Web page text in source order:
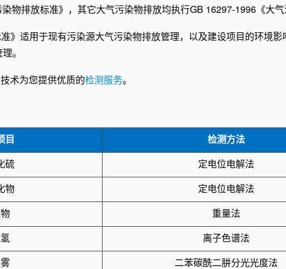
物排放标准》，其它大气污染物排放均执行GB 16297-1996《大气
》适用于现有污染源大气污染物排放管理，以及建设项目的环境
。
术为您提供优质的检测服务。
目
检测方法
硫
定电位电解法
物
定电位电解法
重量法
离子色谱法
二苯碳酰二肼分光光度法